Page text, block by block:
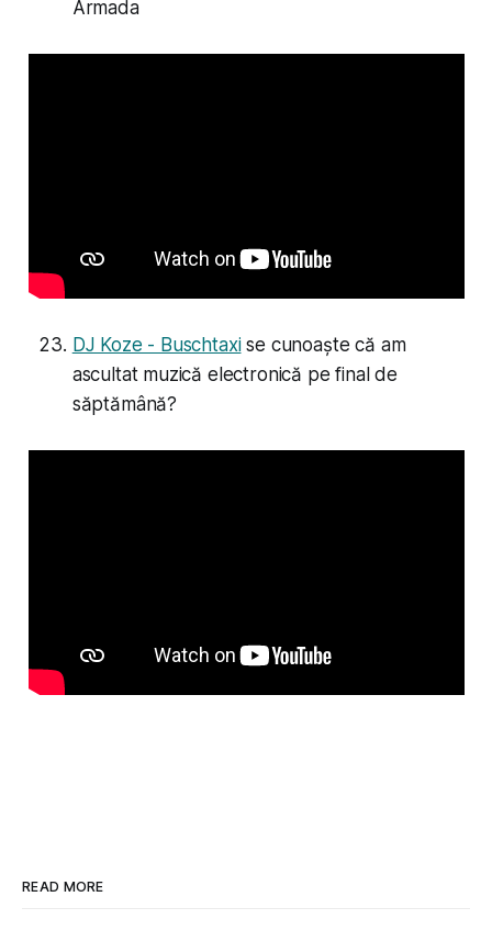
Armada
DJ Koze - Buschtaxise cunoaște că am
ascultat muzică electronică pe final de
săptămână?
READ MORE